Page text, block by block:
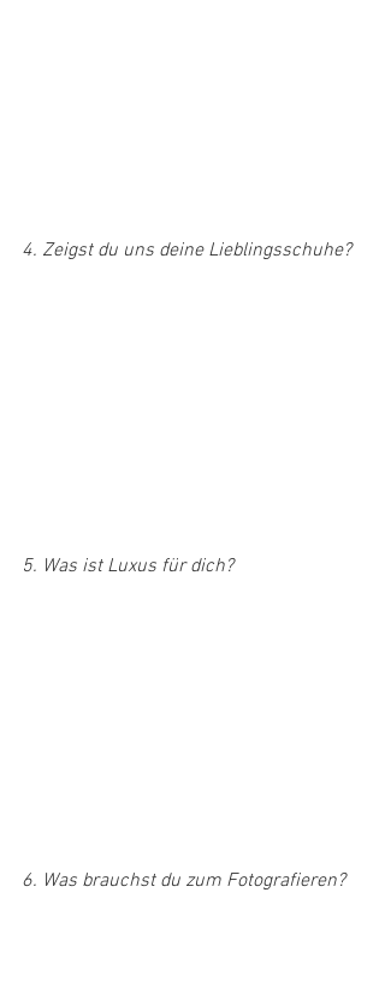
4. Zeigst du uns deine Lieblingsschuhe?
5. Was ist Luxus für dich?
6. Was brauchst du zum Fotografieren?